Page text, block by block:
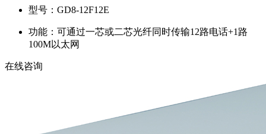
型号： GD8-12F12E
功能： 可通过一芯或二芯光纤同时传输12路电话+1路
100M以太网
在线咨询